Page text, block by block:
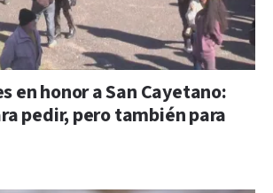
en honor a San Cayetano:
pedir, pero también para